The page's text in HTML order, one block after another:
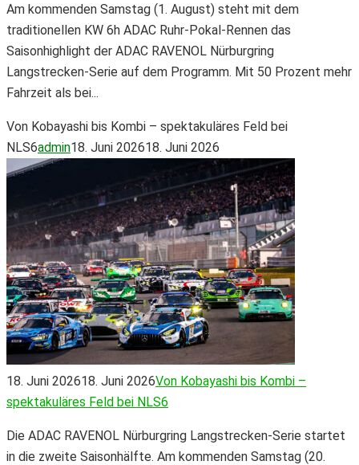
Am kommenden Samstag (1. August) steht mit dem
traditionellen KW 6h ADAC Ruhr-Pokal-Rennen das
Saisonhighlight der ADAC RAVENOL Nürburgring
Langstrecken-Serie auf dem Programm. Mit 50 Prozent mehr
Fahrzeit als bei...
Von Kobayashi bis Kombi – spektakuläres Feld bei
NLS6admin18. Juni 202618. Juni 2026
18. Juni 202618. Juni 2026Von Kobayashi bis Kombi –
spektakuläres Feld bei NLS6
Die ADAC RAVENOL Nürburgring Langstrecken-Serie startet
in die zweite Saisonhälfte. Am kommenden Samstag (20.